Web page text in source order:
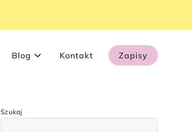
Blog Kontakt Zapisy
Szukaj